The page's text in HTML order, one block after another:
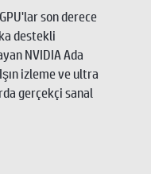
son derece
destekli
NVIDIA Ada
izleme ve ultra
gerçekçi sanal